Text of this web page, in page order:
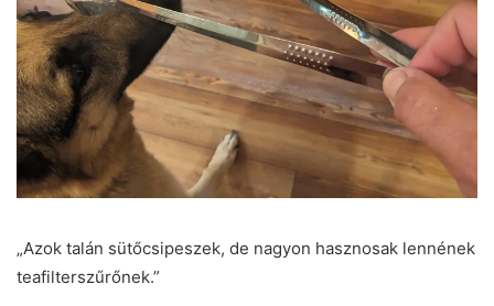
„Azok talán sütőcsipeszek, de nagyon hasznosak lennének
teafilterszűrőnek.”